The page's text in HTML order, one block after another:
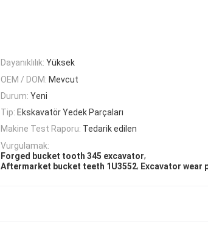
Dayanıklılık: Yüksek
OEM / DOM: Mevcut
Durum: Yeni
Tip: Ekskavatör Yedek Parçaları
Makine Test Raporu: Tedarik edilen
Vurgulamak:
Forged bucket tooth 345 excavator,
Aftermarket bucket teeth 1U3552, Excavator wear